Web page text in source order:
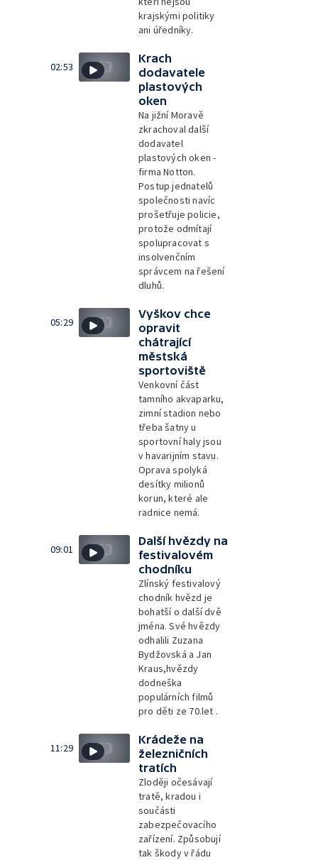
krajskými politiky
ani úředníky.
02:53
Krach
dodavatele
plastových
oken
Na jižní Moravě
zkrachoval další
dodavatel
plastových oken -
firma Notton.
Postup jednatelů
společnosti navíc
prošetřuje policie,
protože odmítají
spolupracovat s
insolvenčním
správcem na řešení
dluhů.
05:29
Vyškov chce
opravit
chátrající
městská
sportoviště
Venkovní část
tamního akvaparku,
zimní stadion nebo
třeba šatny u
sportovní haly jsou
v havarijním stavu.
Oprava spolyká
desítky milionů
korun, které ale
radnice nemá.
09:01
Další hvězdy na
festivalovém
chodníku
Zlínský festivalový
chodník hvězd je
bohatší o další dvě
jména. Své hvězdy
odhalili Zuzana
Bydžovská a Jan
Kraus,hvězdy
dodneška
populárních filmů
pro děti ze 70.let .
11:29
Krádeže na
železničních
tratích
Zloději očesávají
tratě, kradou i
součásti
zabezpečovacího
zařízení. Způsobují
tak škody v řádu